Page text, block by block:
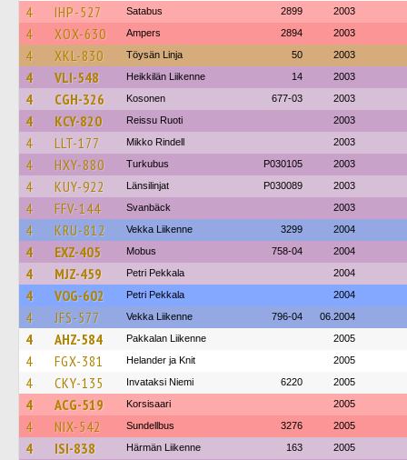
4 IHP-527 Satabus 2899 2003
4 XOX-630 Ampers 2894 2003
4 XKL-830 Töysän Linja 50 2003
4 VLI-548 Heikkilän Liikenne 14 2003
4 CGH-326 Kosonen 677-03 2003
4 KCY-820 Reissu Ruoti 2003
4 LLT-177 Mikko Rindell 2003
4 HXY-880 Turkubus P030105 2003
4 KUY-922 Länsilinjat P030089 2003
4 FFV-144 Svanbäck 2003
4 KRU-812 Vekka Liikenne 3299 2004
4 EXZ-405 Mobus 758-04 2004
4 MJZ-459 Petri Pekkala 2004
4 VOG-602 Petri Pekkala 2004
4 JFS-577 Vekka Liikenne 796-04 06.2004
4 AHZ-584 Pakkalan Liikenne 2005
4 FGX-381 Helander ja Knit 2005
4 CKY-135 Invataksi Niemi 6220 2005
4 ACG-519 Korsisaari 2005
4 NIX-542 Sundellbus 3276 2005
4 ISI-838 Härmän Liikenne 163 2005